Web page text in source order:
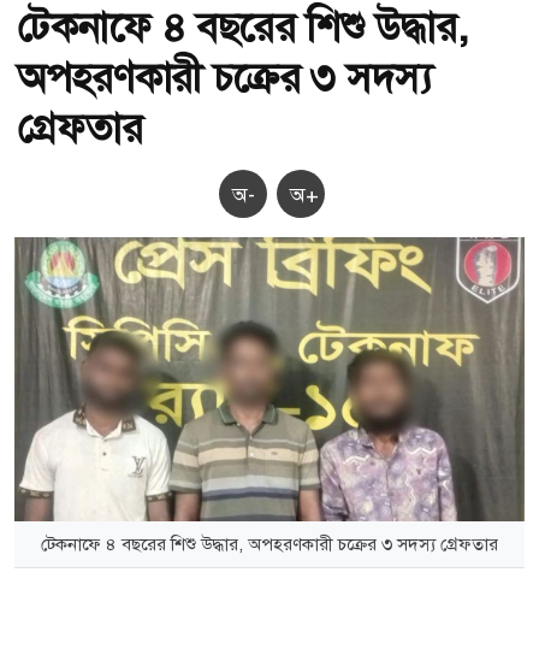
টেকনাফে ৪ বছরের শিশু উদ্ধার,
অপহরণকারী চক্রের ৩ সদস্য
গ্রেফতার
অ- অ+
টেকনাফে ৪ বছরের শিশু উদ্ধার, অপহরণকারী চক্রের ৩ সদস্য গ্রেফতার